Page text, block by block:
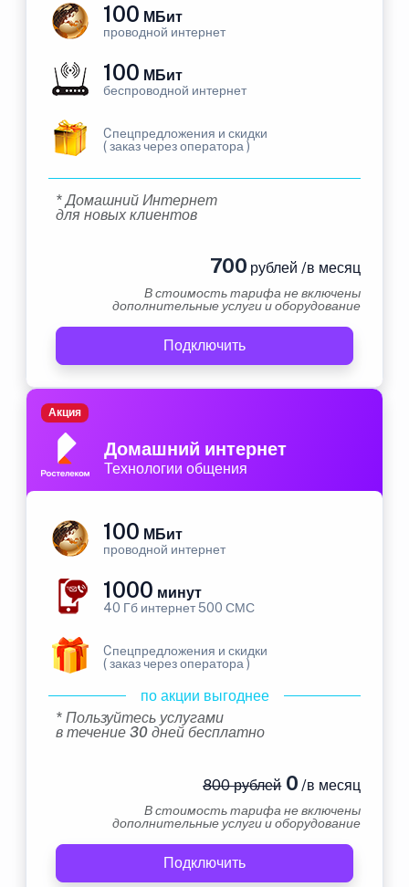
100 МБит
проводной интернет
100 МБит
беспроводной интернет
Cпецпредложения и скидки
( заказ через оператора )
* Домашний Интернет
для новых клиентов
700 рублей /в месяц
В стоимость тарифа не включены
дополнительные услуги и оборудование
Подключить
Домашний интернет
Технологии общения
Акция
100 МБит
проводной интернет
1000 минут
40 Гб интернет 500 СМС
Cпецпредложения и скидки
( заказ через оператора )
по акции выгоднее
* Пользуйтесь услугами
в течение 30 дней бесплатно
800 рублей0 /в месяц
В стоимость тарифа не включены
дополнительные услуги и оборудование
Подключить